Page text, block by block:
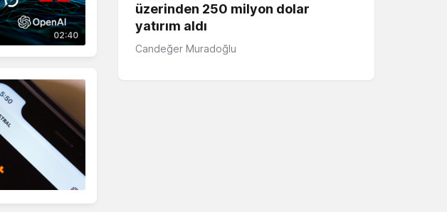
02:40
üzerinden 250 milyon dolar
yatırım aldı
Candeğer Muradoğlu